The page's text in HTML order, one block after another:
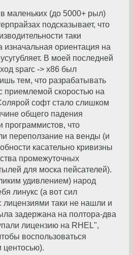
маленьких (до 5000+ рыл)
подсказывает, что
таки
изначальная ориентация на
В моей последней
sparc -> x86 был
тем, что разрабатывать
приемлемой скоростью на
софт стало слишком
общего падения
программистов, что
переползание на венды (и
касательно кривизны
промежуточных
для моска пейсателей).
удивлением) народ
линукс (а вот сил
лицензиями таки не нашли и
задержана на полтора-два
лицензию на RHEL",
воспользоваться
центосью).